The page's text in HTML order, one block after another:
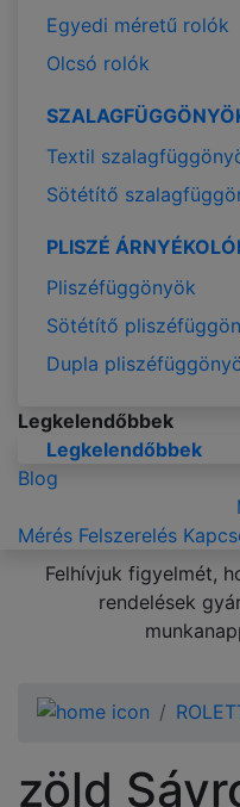
Egyedi méretű rolók
Olcsó rolók
Textil
Sötétítő
PLISZÉ
Pliszéfüggönyök
Sötétítő
Dupla
Legkelendőbbek
Legkelendőbbek
Blog
Mérés Felszerelés
Felhívjuk figyelmét,
rendelések
zöld